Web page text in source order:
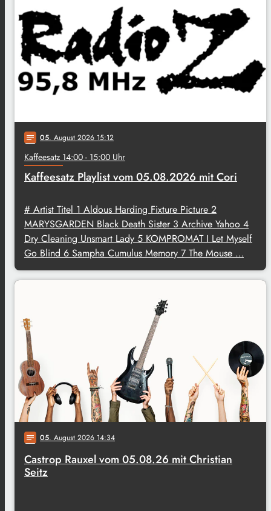
notes 05. August 2026 15:12
Kaffeesatz 14:00 - 15:00 Uhr
Kaffeesatz Playlist vom 05.08.2026 mit Cori
# Artist Titel 1 Aldous Harding Fixture Picture 2
MARYSGARDEN Black Death Sister 3 Archive Yahoo 4
Dry Cleaning Unsmart Lady 5 KOMPROMAT I Let Myself
Go Blind 6 Sampha Cumulus Memory 7 The Mouse …
notes 05. August 2026 14:34
Castrop Rauxel vom 05.08.26 mit Christian
Seitz